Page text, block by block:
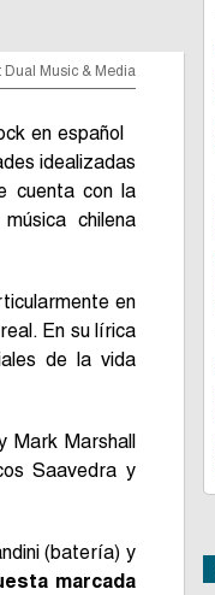
Dual Music & Media
en español
idealizadas
cuenta con la
chilena
en
En su lírica
de la vida
Mark Marshall
Saavedra y
(batería) y
marcada